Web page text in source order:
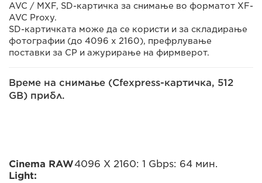
AVC / MXF, SD-картичка за снимање во форматот XF-
AVC Proxy.
SD-картичката може да се користи и за складирање
фотографии (до 4096 x 2160), префрлување
поставки за CP и ажурирање на фирмверот.
Време на снимање (Cfexpress-картичка, 512
GB) прибл.
Cinema RAW
Light:
4096 X 2160: 1 Gbps: 64 мин.